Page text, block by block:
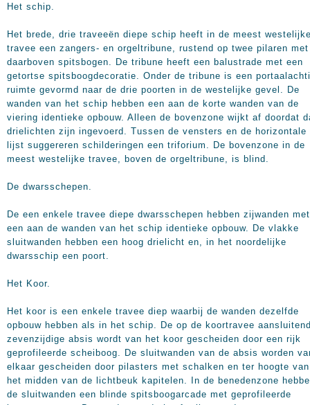
Het schip.
Het brede, drie traveeën diepe schip heeft in de meest
travee een zangers- en orgeltribune, rustend op twee pilaren met
daarboven spitsbogen. De tribune heeft een balustrade met een
getortse spitsboogdecoratie. Onder de tribune is een
ruimte gevormd naar de drie poorten in de westelijke gevel. De
wanden van het schip hebben een aan de korte wanden van de
viering identieke opbouw. Alleen de bovenzone wijkt af doordat
drielichten zijn ingevoerd. Tussen de vensters en de horizontale
lijst suggereren schilderingen een triforium. De bovenzone in de
meest westelijke travee, boven de orgeltribune, is blind.
De dwarsschepen.
De een enkele travee diepe dwarsschepen hebben zijwanden met
een aan de wanden van het schip identieke opbouw. De vlakke
sluitwanden hebben een hoog drielicht en, in het noordelijke
dwarsschip een poort.
Het Koor.
Het koor is een enkele travee diep waarbij de wanden dezelfde
opbouw hebben als in het schip. De op de koortravee
zevenzijdige absis wordt van het koor gescheiden door een rijk
geprofileerde scheiboog. De sluitwanden van de absis worden
elkaar gescheiden door pilasters met schalken en ter hoogte van
het midden van de lichtbeuk kapitelen. In de benedenzone
de sluitwanden een blinde spitsboogarcade met geprofileerde